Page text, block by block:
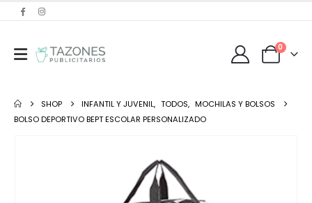
0
SHOP INFANTIL Y JUVENIL, TODOS, MOCHILAS Y BOLSOS
BOLSO DEPORTIVO BEPT ESCOLAR PERSONALIZADO